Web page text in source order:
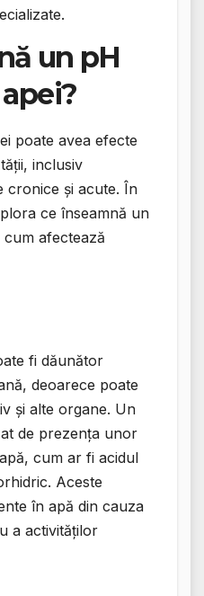
un pH
poate avea efecte
inclusiv
cronice și acute. În
ce înseamnă un
afectează
fi dăunător
deoarece poate
și alte organe. Un
de prezența unor
cum ar fi acidul
Aceste
în apă din cauza
a activităților